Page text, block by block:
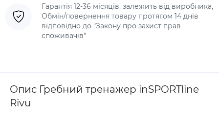
Гарантія 12-36 місяців, залежить від виробника,
Обмін/повернення товару протягом 14 днів
відповідно до "Закону про захист прав
споживачів"
Опис Гребний тренажер inSPORTline
Rivu